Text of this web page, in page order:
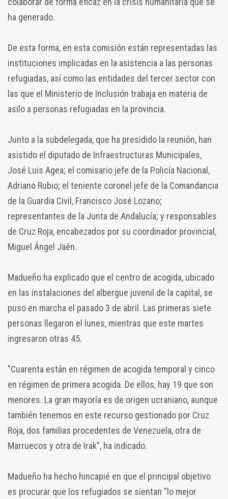
ha generado.
De esta forma, en esta comisión están representadas las
instituciones implicadas en la asistencia a las personas
refugiadas, así como las entidades del tercer sector con
las que el Ministerio de Inclusión trabaja en materia de
asilo a personas refugiadas en la provincia.
Junto a la subdelegada, que ha presidido la reunión, han
asistido el diputado de Infraestructuras Municipales,
José Luis Agea; el comisario jefe de la Policía Nacional,
Adriano Rubio; el teniente coronel jefe de la Comandancia
de la Guardia Civil, Francisco José Lozano;
representantes de la Junta de Andalucía; y responsables
de Cruz Roja, encabezados por su coordinador provincial,
Miguel Ángel Jaén.
Madueño ha explicado que el centro de acogida, ubicado
en las instalaciones del albergue juvenil de la capital, se
puso en marcha el pasado 3 de abril. Las primeras siete
personas llegaron el lunes, mientras que este martes
ingresaron otras 45.
"Cuarenta están en régimen de acogida temporal y cinco
en régimen de primera acogida. De ellos, hay 19 que son
menores. La gran mayoría es de origen ucraniano, aunque
también tenemos en este recurso gestionado por Cruz
Roja, dos familias procedentes de Venezuela, otra de
Marruecos y otra de Irak", ha indicado.
Madueño ha hecho hincapié en que el principal objetivo
es procurar que los refugiados se sientan "lo mejor